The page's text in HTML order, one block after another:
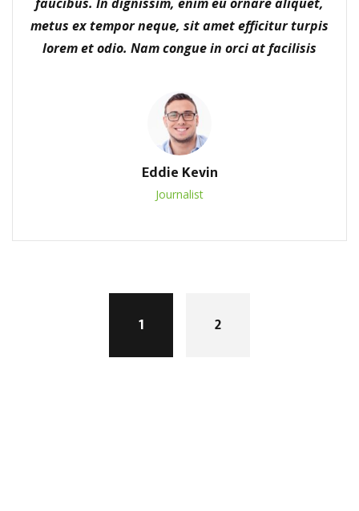
metus ex tempor neque, sit amet efficitur turpis
lorem et odio. Nam congue in orci at facilisis
Eddie Kevin
Journalist
1 2